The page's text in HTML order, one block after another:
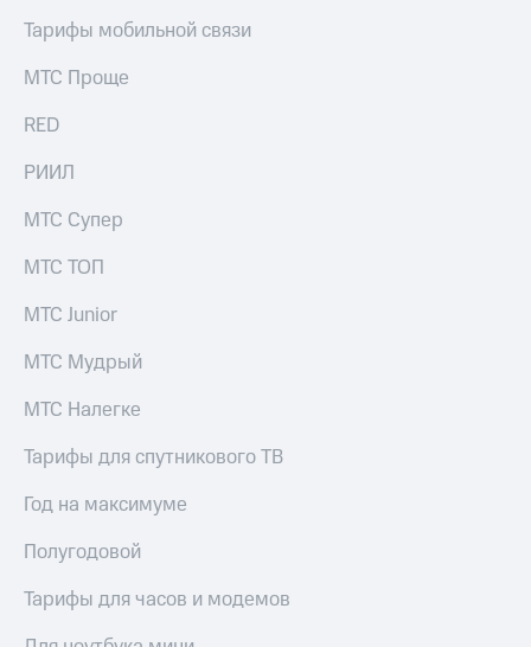
Описание
Программа
Порядок
Еврооблигации-2023
о
именных
облигаций
Другое
Реквизиты
развитие
этика
На главную
Тарифы мобильной связи
МТС Проще
RED
РИИЛ
МТС Супер
МТС ТОП
МТС Junior
МТС Мудрый
МТС Налегке
Тарифы для спутникового ТВ
Год на максимуме
Полугодовой
Тарифы для часов и модемов